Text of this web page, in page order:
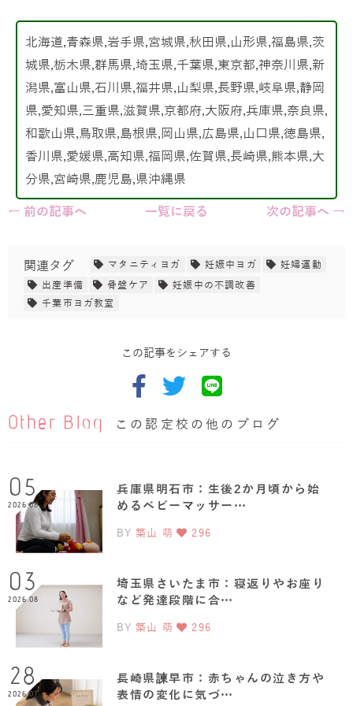
北海道,青森県,岩手県,宮城県,秋田県,山形県,福島県,茨
城県,栃木県,群馬県,埼玉県,千葉県,東京都,神奈川県,新
潟県,富山県,石川県,福井県,山梨県,長野県,岐阜県,静岡
県,愛知県,三重県,滋賀県,京都府,大阪府,兵庫県,奈良県,
和歌山県,鳥取県,島根県,岡山県,広島県,山口県,徳島県,
香川県,愛媛県,高知県,福岡県,佐賀県,長崎県,熊本県,大
分県,宮崎県,鹿児島,県沖縄県
← 前の記事へ
一覧に戻る 次の記事へ →
関連タグ マタニティヨガ 妊娠中ヨガ
妊婦運動
出産準備
骨盤ケア
妊娠中の不調改善
千葉市ヨガ教室
この記事をシェアする
Other Blog この認定校の他のブログ
05
2026.08
兵庫県明石市：生後2か月頃から始
めるベビーマッサー…
BY 築山 萌 296
03
2026.08
埼玉県さいたま市：寝返りやお座り
など発達段階に合…
BY 築山 萌 296
28
2026.07
長崎県諫早市：赤ちゃんの泣き方や
表情の変化に気づ…